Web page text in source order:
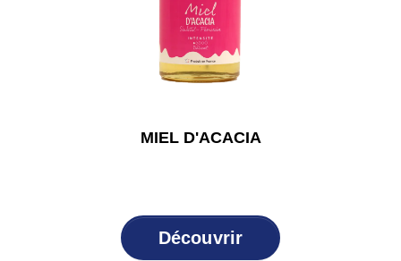
MIEL D'ACACIA
Découvrir